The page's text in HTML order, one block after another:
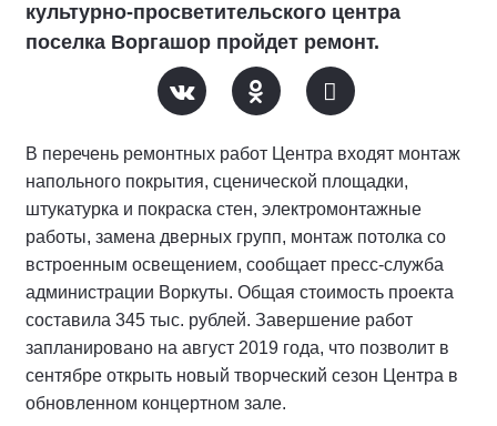
культурно-просветительского центра
поселка Воргашор пройдет ремонт.
В перечень ремонтных работ Центра входят монтаж
напольного покрытия, сценической площадки,
штукатурка и покраска стен, электромонтажные
работы, замена дверных групп, монтаж потолка со
встроенным освещением, сообщает пресс-служба
администрации Воркуты. Общая стоимость проекта
составила 345 тыс. рублей. Завершение работ
запланировано на август 2019 года, что позволит в
сентябре открыть новый творческий сезон Центра в
обновленном концертном зале.